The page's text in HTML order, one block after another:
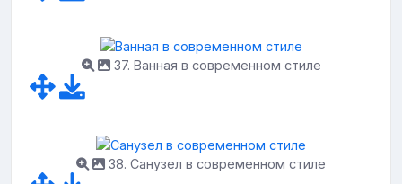
37. Ванная в современном стиле
38. Санузел в современном стиле